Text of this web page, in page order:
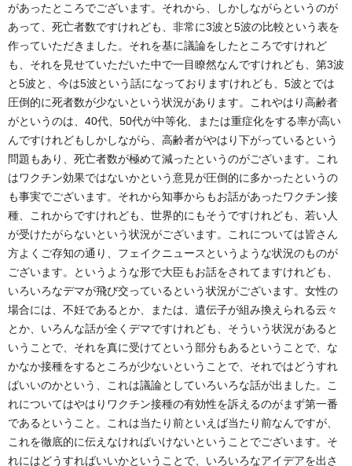
があったところでございます。それから、しかしながらというのが
あって、死亡者数ですけれども、非常に3波と5波の比較という表を
作っていただきました。それを基に議論をしたところですけれど
も、それを見せていただいた中で一目瞭然なんですけれども、第3波
と5波と、今は5波という話になっておりますけれども、5波とでは
圧倒的に死者数が少ないという状況があります。これやはり高齢者
がというのは、40代、50代が中等化、または重症化をする率が高い
んですけれどもしかしながら、高齢者がやはり下がっているという
問題もあり、死亡者数が極めて減ったというのがございます。これ
はワクチン効果ではないかという意見が圧倒的に多かったというの
も事実でございます。それから知事からもお話があったワクチン接
種、これからですけれども、世界的にもそうですけれども、若い人
が受けたがらないという状況がございます。これについては皆さん
方よくご存知の通り、フェイクニュースというような状況のものが
ございます。というような形で大臣もお話をされてますけれども、
いろいろなデマが飛び交っているという状況がございます。女性の
場合には、不妊であるとか、または、遺伝子が組み換えられる云々
とか、いろんな話が全くデマですけれども、そういう状況があると
いうことで、それを真に受けてという部分もあるということで、な
かなか接種をするところが少ないということで、それではどうすれ
ばいいのかという、これは議論としていろいろな話が出ました。こ
れについてはやはりワクチン接種の有効性を訴えるのがまず第一番
であるということ。これは当たり前といえば当たり前なんですが、
これを徹底的に伝えなければいけないということでございます。そ
れにはどうすればいいかということで、いろいろなアイデアを出さ